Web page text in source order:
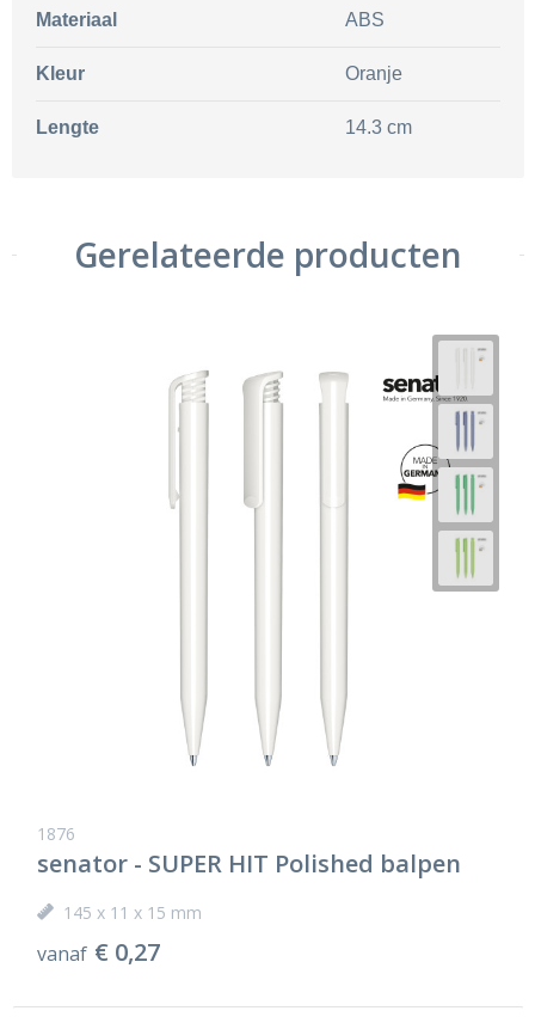
Materiaal ABS
Kleur Oranje
Lengte 14.3 cm
Gerelateerde producten
1876
senator - SUPER HIT Polished balpen
145 x 11 x 15 mm
vanaf € 0,27